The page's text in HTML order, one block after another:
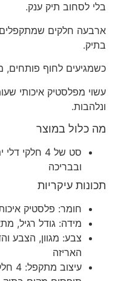
בלי לסחוב תיק ענק.
ארבעה חלקים שמתקפלים
בתיק.
כשמגיעים לחוף פותחים,
עשוי מפלסטיק איכותי
ונלהבות.
מה כלול במוצר
סט של 4
ובבריכה
תכונות עיקריות
חומר: פלסטיק
מידה: גודל רגיל,
צבע: מגוון, הצבע
האריזה